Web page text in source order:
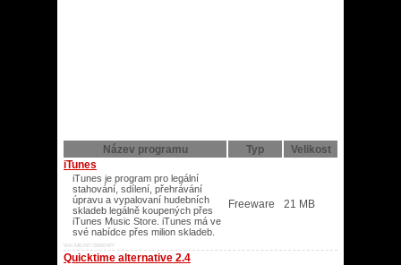
Název programu Typ
Velikost
iTunes
iTunes je program pro legální
stahování, sdílení, přehrávání
úpravu a vypalovaní hudebních
skladeb legálně koupených přes
iTunes Music Store. iTunes má ve
své nabídce přes milion skladeb.
Win ME/NT/2000/XP/
Freeware 21 MB
Quicktime alternative 2.4